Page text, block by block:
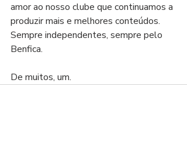
amor ao nosso clube que continuamos a
produzir mais e melhores conteúdos.
Sempre independentes, sempre pelo
Benfica.
De muitos, um.